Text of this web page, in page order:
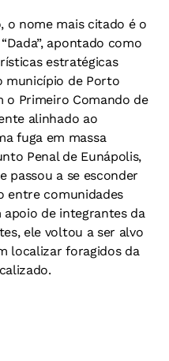
o nome mais citado é o
apontado como
estratégicas
município de Porto
o Primeiro Comando de
alinhado ao
fuga em massa
Penal de Eunápolis,
passou a se esconder
entre comunidades
apoio de integrantes da
ele voltou a ser alvo
localizar foragidos da